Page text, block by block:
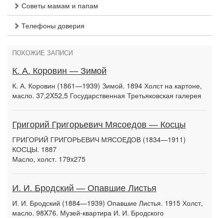
Советы мамам и папам
Телефоны доверия
ПОХОЖИЕ ЗАПИСИ
К. А. Коровин — Зимой
К. А. Коровин (1861—1939) Зимой. 1894 Холст на картоне,
масло. 37,2X52,5 Государственная Третьяковская галерея
Григорий Григорьевич Мясоедов — Косцы
ГРИГОРИЙ ГРИГОРЬЕВИЧ МЯСОЕДОВ (1834—1911)
КОСЦЫ. 1887
Масло, холст. 179x275
И. И. Бродский — Опавшие Листья
И. И. Бродский (1884—1939) Опавшие Листья. 1915 Холст,
масло. 98X76. Музей-квартира И. И. Бродского